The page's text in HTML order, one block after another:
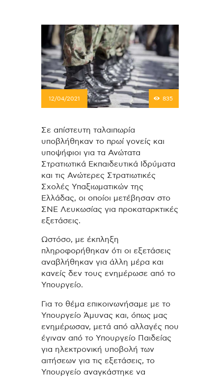
12/04/2021 835
Σε απίστευτη ταλαιπωρία
υποβλήθηκαν το πρωί γονείς και
υποψήφιοι για τα Ανώτατα
Στρατιωτικά Εκπαιδευτικά Ιδρύματα
και τις Ανώτερες Στρατιωτικές
Σχολές Υπαξιωματικών της
Ελλάδας, οι οποίοι μετέβησαν στο
ΣΝΕ Λευκωσίας για προκαταρκτικές
εξετάσεις.
Ωστόσο, με έκπληξη
πληροφορήθηκαν ότι οι εξετάσεις
αναβλήθηκαν για άλλη μέρα και
κανείς δεν τους ενημέρωσε από το
Υπουργείο.
Για το θέμα επικοινωνήσαμε με το
Υπουργείο Άμυνας και, όπως μας
ενημέρωσαν, μετά από αλλαγές που
έγιναν από το Υπουργείο Παιδείας
για ηλεκτρονική υποβολή των
αιτήσεων για τις εξετάσεις, το
Υπουργείο αναγκάστηκε να